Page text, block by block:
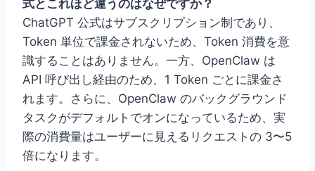
式とこれほど違うのはなぜですか？
ChatGPT 公式はサブスクリプション制であり、
Token 単位で課金されないため、Token 消費を意
識することはありません。一方、OpenClaw は
API 呼び出し経由のため、1 Token ごとに課金さ
れます。さらに、OpenClaw のバックグラウンド
タスクがデフォルトでオンになっているため、実
際の消費量はユーザーに見えるリクエストの 3〜5
倍になります。